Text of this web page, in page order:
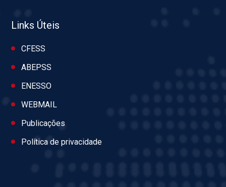
Links Úteis
CFESS
ABEPSS
ENESSO
WEBMAIL
Publicações
Política de privacidade